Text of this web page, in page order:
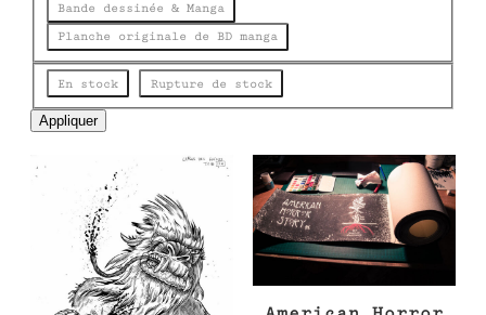
Bande dessinée & Manga
Planche originale de BD manga
État
En stock Rupture de stock
Appliquer